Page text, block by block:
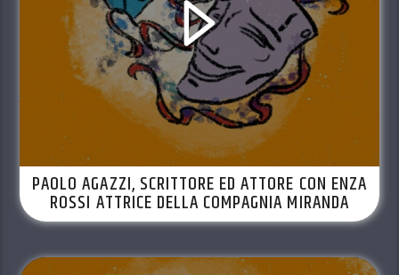
PAOLO AGAZZI, SCRITTORE ED ATTORE CON ENZA
ROSSI ATTRICE DELLA COMPAGNIA MIRANDA
SULLA FUNE. EP. 40 STAG. 2022-23